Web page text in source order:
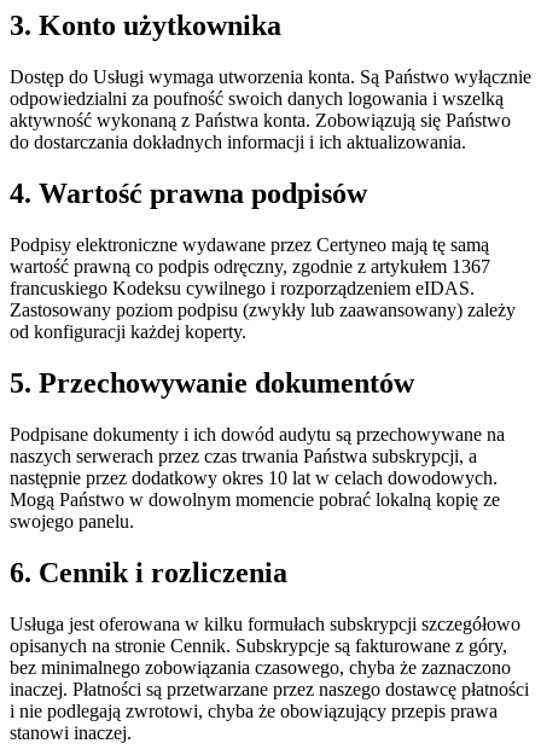
3. Konto użytkownika
Dostęp do Usługi wymaga utworzenia konta. Są Państwo wyłącznie
odpowiedzialni za poufność swoich danych logowania i wszelką
aktywność wykonaną z Państwa konta. Zobowiązują się Państwo
do dostarczania dokładnych informacji i ich aktualizowania.
4. Wartość prawna podpisów
Podpisy elektroniczne wydawane przez Certyneo mają tę samą
wartość prawną co podpis odręczny, zgodnie z artykułem 1367
francuskiego Kodeksu cywilnego i rozporządzeniem eIDAS.
Zastosowany poziom podpisu (zwykły lub zaawansowany) zależy
od konfiguracji każdej koperty.
5. Przechowywanie dokumentów
Podpisane dokumenty i ich dowód audytu są przechowywane na
naszych serwerach przez czas trwania Państwa subskrypcji, a
następnie przez dodatkowy okres 10 lat w celach dowodowych.
Mogą Państwo w dowolnym momencie pobrać lokalną kopię ze
swojego panelu.
6. Cennik i rozliczenia
Usługa jest oferowana w kilku formułach subskrypcji szczegółowo
opisanych na stronie Cennik. Subskrypcje są fakturowane z góry,
bez minimalnego zobowiązania czasowego, chyba że zaznaczono
inaczej. Płatności są przetwarzane przez naszego dostawcę płatności
i nie podlegają zwrotowi, chyba że obowiązujący przepis prawa
stanowi inaczej.